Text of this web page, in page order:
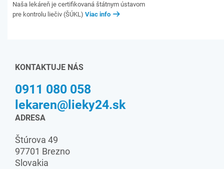
Naša lekáreň je certifikovaná štátnym ústavom
pre kontrolu liečiv (ŠÚKL) Viac info
KONTAKTUJE NÁS
0911 080 058
lekaren@lieky24.sk
ADRESA
Štúrova 49
97701 Brezno
Slovakia